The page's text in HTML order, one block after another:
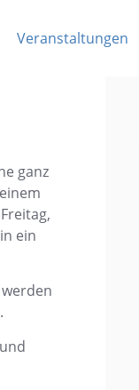
Veranstaltungen
ganz
ein
.
und